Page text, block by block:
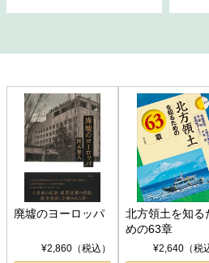
廃墟のヨーロッパ
¥2,860（税込）
北方領土を知る
めの63章
¥2,640（税